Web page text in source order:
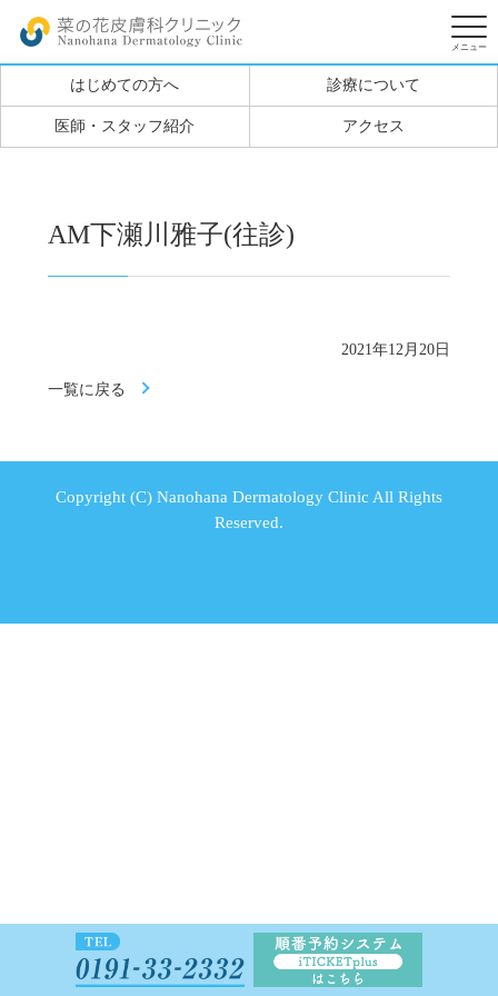
はじめての方へ 診療について
医師・スタッフ紹介 アクセス
AM下瀬川雅子(往診)
2021年12月20日
一覧に戻る
Copyright (C) Nanohana Dermatology Clinic All Rights
Reserved.